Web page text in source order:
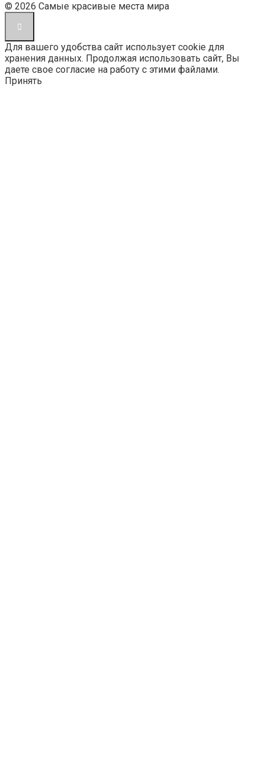
© 2026 Cамые красивые места мира
Для вашего удобства сайт использует cookie для
хранения данных. Продолжая использовать сайт, Вы
даете свое согласие на работу с этими файлами.
Принять